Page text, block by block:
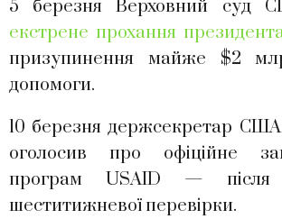
5 березня Верховний суд
екстрене прохання
призупинення майже $2
допомоги.
10 березня держсекретар
оголосив про офіційне
програм USAID — після
шеститижневої перевірки.